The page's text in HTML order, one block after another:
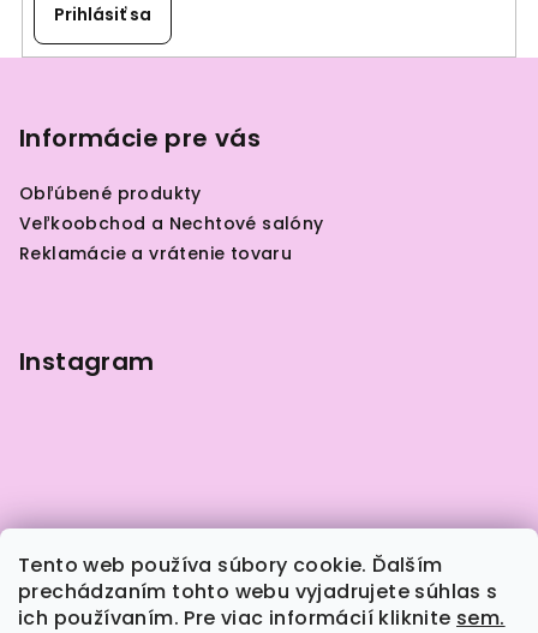
Tento web používa súbory cookie. Ďalším
prechádzaním tohto webu vyjadrujete súhlas s
ich používaním. Pre viac informácií kliknite sem.
Prihlásiť sa
Informácie pre vás
Obľúbené produkty
Veľkoobchod a Nechtové salóny
Reklamácie a vrátenie tovaru
Instagram